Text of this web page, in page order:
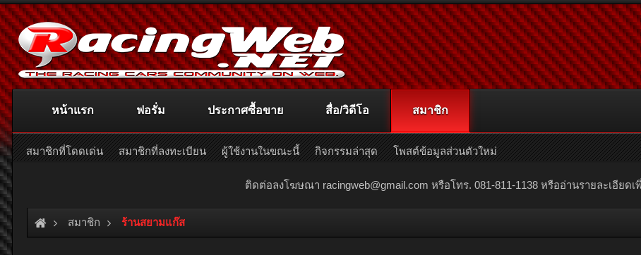
ติดต่อลงโฆษณา racingweb@gmail.com หรือโทร. 081-811-1138 หรืออ่านรายละเอียด
สมาชิก ร้านสยามแก๊ส
หน้าแรก ฟอรั่ม ประกาศซื้อขาย สื่อ/วิดีโอ สมาชิก
สมาชิกที่โดดเด่น สมาชิกที่ลงทะเบียน ผู้ใช้งานในขณะนี้ กิจกรรมล่าสุด โพสต์ข้อมูลส่วนตัวใหม่